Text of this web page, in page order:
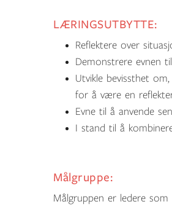
LÆRINGSUTBYTTE:
Reflektere over
Demonstrere evnen
Utvikle bevissthet
for å være en
Evne til å anvende
I stand til å
Målgruppe:
Målgruppen er ledere